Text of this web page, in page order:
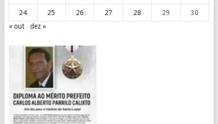
24 25 26 27 28 29
30
« out
dez »